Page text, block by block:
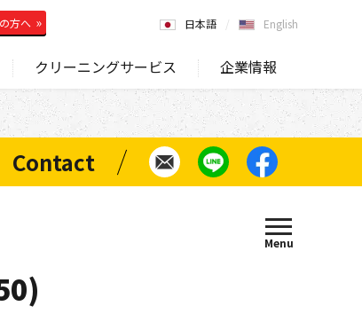
クリーニングサービス 企業情報
方へ 日本語 English